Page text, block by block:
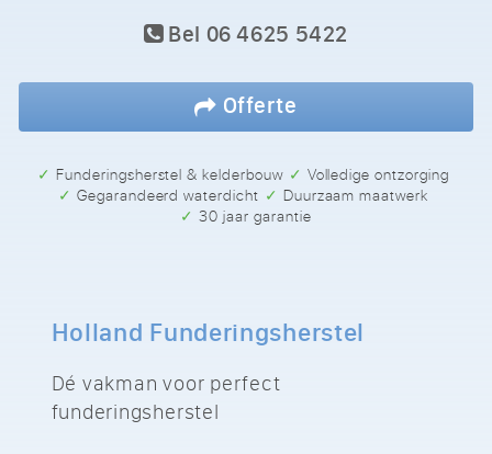
Bel 06 4625 5422
Offerte
✓ Funderingsherstel & kelderbouw
✓ Volledige ontzorging
✓ Gegarandeerd waterdicht
✓ Duurzaam maatwerk
✓ 30 jaar garantie
Holland Funderingsherstel
Dé vakman voor perfect
funderingsherstel